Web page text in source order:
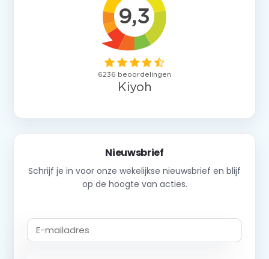
Nieuwsbrief
Schrijf je in voor onze wekelijkse nieuwsbrief en blijf
op de hoogte van acties.